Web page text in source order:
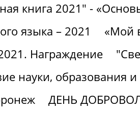
книга 2021" -
языка – 2021
«Мой
Награждение
науки, образования и
ДЕНЬ